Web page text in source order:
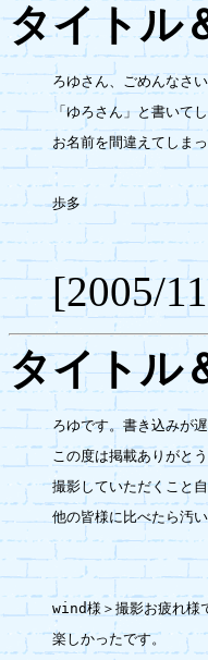
タイトル
ろゆさん、ごめんなさい
「ゆろさん」と書いて
お名前を間違えてしま
歩多
[2005/
タイトル
ろゆです。書き込みが
この度は掲載ありがとう
撮影していただくこと
他の皆様に比べたら汚
wind様＞撮影お疲れ様
楽しかったです。